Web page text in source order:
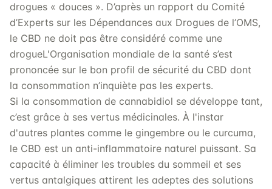
drogues « douces ». D’après un rapport du Comité
d’Experts sur les Dépendances aux Drogues de l’OMS,
le CBD ne doit pas être considéré comme une
drogueL'Organisation mondiale de la santé s’est
prononcée sur le bon profil de sécurité du CBD dont
la consommation n’inquiète pas les experts.
Si la consommation de cannabidiol se développe tant,
c’est grâce à ses vertus médicinales. À l'instar
d'autres plantes comme le gingembre ou le curcuma,
le CBD est un anti-inflammatoire naturel puissant. Sa
capacité à éliminer les troubles du sommeil et ses
vertus antalgiques attirent les adeptes des solutions